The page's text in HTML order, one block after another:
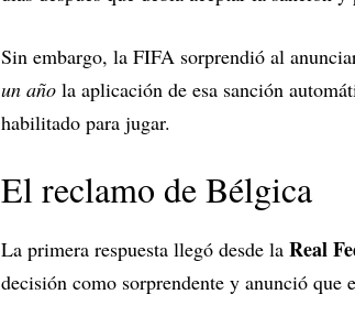
Sin embargo, la FIFA sorprendió al
un año la aplicación de esa sanción
habilitado para jugar.
El reclamo de Bélgica
La primera respuesta llegó desde la Real
decisión como sorprendente y anunció que